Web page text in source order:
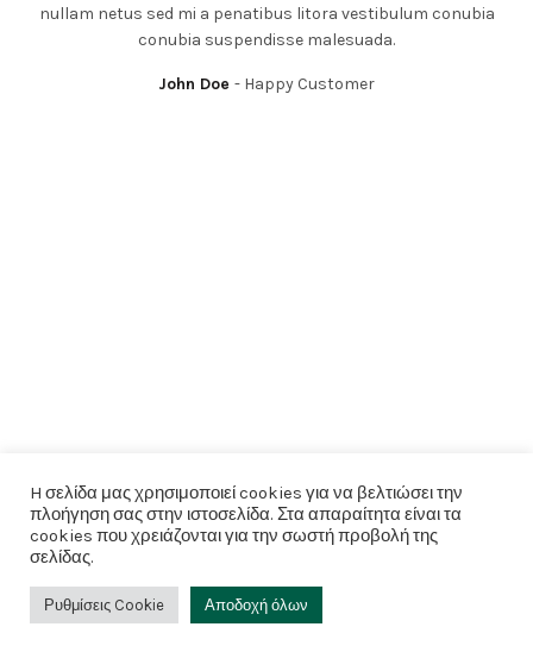
nullam netus sed mi a penatibus litora vestibulum conubia
conubia suspendisse malesuada.
John Doe Happy Customer
H σελίδα μας χρησιμοποιεί cookies για να βελτιώσει την
πλοήγηση σας στην ιστοσελίδα. Στα απαραίτητα είναι τα
cookies που χρειάζονται για την σωστή προβολή της
σελίδας.
Ρυθμίσεις Cookie Αποδοχή όλων